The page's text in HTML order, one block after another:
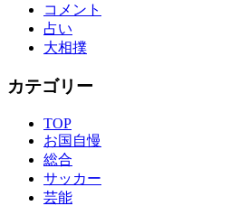
コメント
占い
大相撲
カテゴリー
TOP
お国自慢
総合
サッカー
芸能